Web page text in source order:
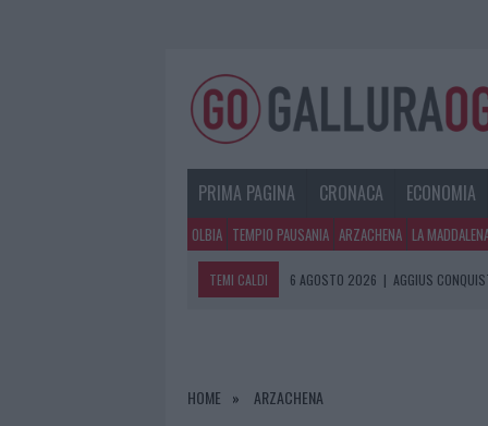
PRIMA PAGINA CRONACA ECONOMIA
OLBIA TEMPIO PAUSANIA ARZACHENA LA
TEMI CALDI 6 AGOSTO 2026 | AGGIUS
6 AGOSTO 2026 | METEO OLBIA 7 AGOSTO, SOLE E
HOME ARZACHENA